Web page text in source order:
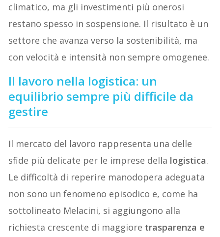
climatico, ma gli investimenti più onerosi
restano spesso in sospensione. Il risultato è un
settore che avanza verso la sostenibilità, ma
con velocità e intensità non sempre omogenee.
Il lavoro nella logistica: un
equilibrio sempre più difficile da
gestire
Il mercato del lavoro rappresenta una delle
sfide più delicate per le imprese della logistica.
Le difficoltà di reperire manodopera adeguata
non sono un fenomeno episodico e, come ha
sottolineato Melacini, si aggiungono alla
richiesta crescente di maggiore trasparenza e